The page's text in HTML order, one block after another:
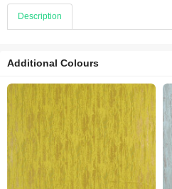
Description
Additional Colours